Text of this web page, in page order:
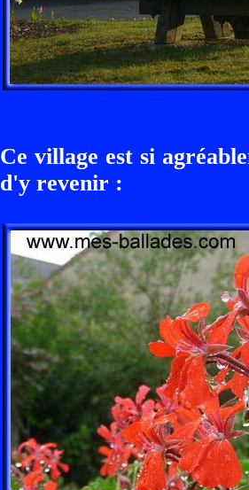
Ce village est si
d'y revenir :